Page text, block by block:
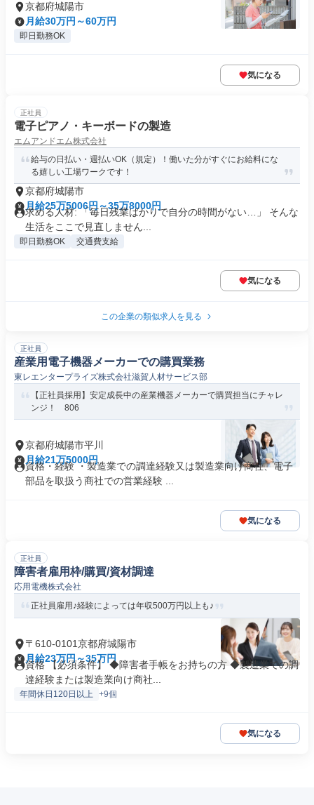
京都府城陽市
月給30万円～60万円
即日勤務OK
気になる
正社員
電子ピアノ・キーボードの製造
エムアンドエム株式会社
給与の日払い・週払いOK（規定）！働いた分がすぐにお給料にな
る嬉しい工場ワークです！
京都府城陽市
月給25万5006円～35万8000円
求める人材: 「毎日残業ばかりで自分の時間がない…」 そんな
生活をここで見直しません...
即日勤務OK 交通費支給
気になる
この企業の類似求人を見る
正社員
産業用電子機器メーカーでの購買業務
東レエンタープライズ株式会社滋賀人材サービス部
【正社員採用】安定成長中の産業機器メーカーで購買担当にチャレ
ンジ！ 806
京都府城陽市平川
月給21万5000円
資格・経験 ・製造業での調達経験又は製造業向け商社、電子
部品を取扱う商社での営業経験 ...
気になる
正社員
障害者雇用枠/購買/資材調達
応用電機株式会社
正社員雇用♪経験によっては年収500万円以上も♪
〒610-0101京都府城陽市
月給23万円～35万円
資格 【必須条件】 ◆障害者手帳をお持ちの方 ◆製造業での調
達経験または製造業向け商社...
年間休日120日以上 +9個
気になる